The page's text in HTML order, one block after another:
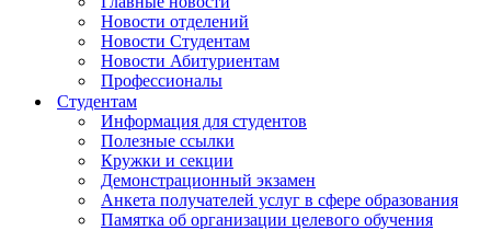
Новости отделений
Новости Студентам
Новости Абитуриентам
Профессионалы
Студентам
Информация для студентов
Полезные ссылки
Кружки и секции
Демонстрационный экзамен
Анкета получателей услуг в сфере образования
Памятка об организации целевого обучения